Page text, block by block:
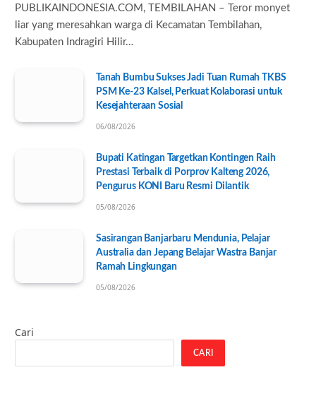
PUBLIKAINDONESIA.COM, TEMBILAHAN – Teror monyet
liar yang meresahkan warga di Kecamatan Tembilahan,
Kabupaten Indragiri Hilir…
Tanah Bumbu Sukses Jadi Tuan Rumah TKBS
PSM Ke-23 Kalsel, Perkuat Kolaborasi untuk
Kesejahteraan Sosial
06/08/2026
Bupati Katingan Targetkan Kontingen Raih
Prestasi Terbaik di Porprov Kalteng 2026,
Pengurus KONI Baru Resmi Dilantik
05/08/2026
Sasirangan Banjarbaru Mendunia, Pelajar
Australia dan Jepang Belajar Wastra Banjar
Ramah Lingkungan
05/08/2026
Cari
CARI